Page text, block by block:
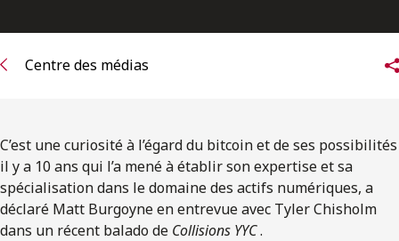
S’abonner
Centre des médias
C’est une curiosité à l’égard du bitcoin et de ses possibilités
il y a 10 ans qui l’a mené à établir son expertise et sa
spécialisation dans le domaine des actifs numériques, a
déclaré Matt Burgoyne en entrevue avec Tyler Chisholm
dans un récent balado de Collisions YYC.